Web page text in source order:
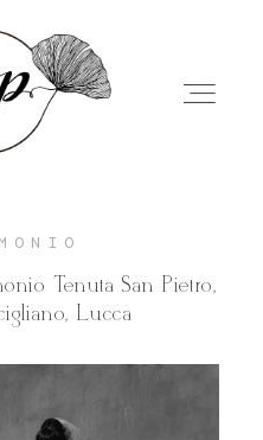
Tenuta San Pietro,
Lucca